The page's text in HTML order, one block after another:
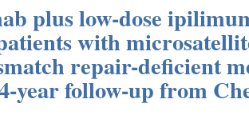
plus low-dose
with
repair-deficient
year follow-up from